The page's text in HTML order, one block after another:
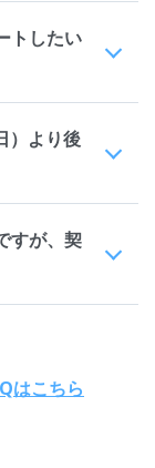
トしたい
）より後
すが、契
はこちら